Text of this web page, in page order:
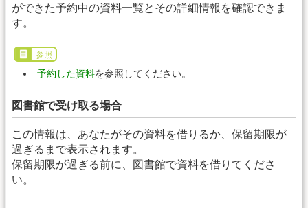
ができた予約中の資料一覧とその詳細情報を確認できま
す。
参照
予約した資料を参照してください。
図書館で受け取る場合
この情報は、あなたがその資料を借りるか、保留期限が
過ぎるまで表示されます。
保留期限が過ぎる前に、図書館で資料を借りてくださ
い。